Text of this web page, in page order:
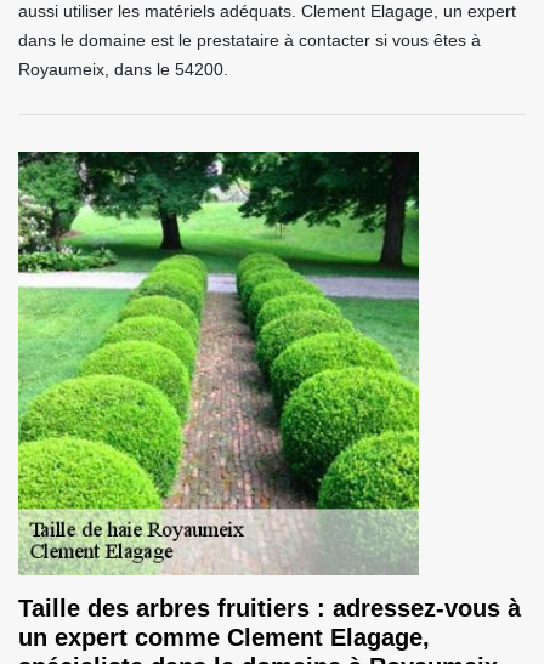
aussi utiliser les matériels adéquats. Clement Elagage, un expert
dans le domaine est le prestataire à contacter si vous êtes à
Royaumeix, dans le 54200.
Taille des arbres fruitiers : adressez-vous à
un expert comme Clement Elagage,